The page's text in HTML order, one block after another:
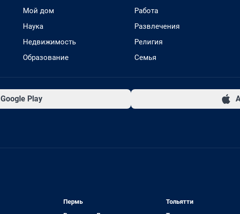
Мой дом
Наука
Недвижимость
Образование
Работа
Развлечения
Религия
Семья
Google Play
Пермь
Тольятти